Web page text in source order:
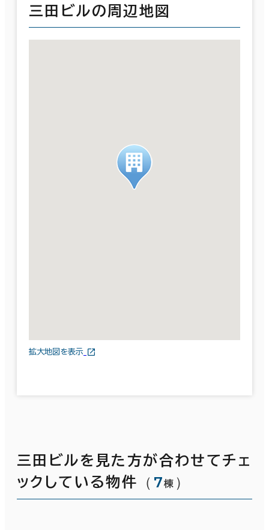
三田ビルの周辺地図
拡大地図を表示
三田ビルを見た方が合わせてチェ
ックしている物件
（ 7棟 ）